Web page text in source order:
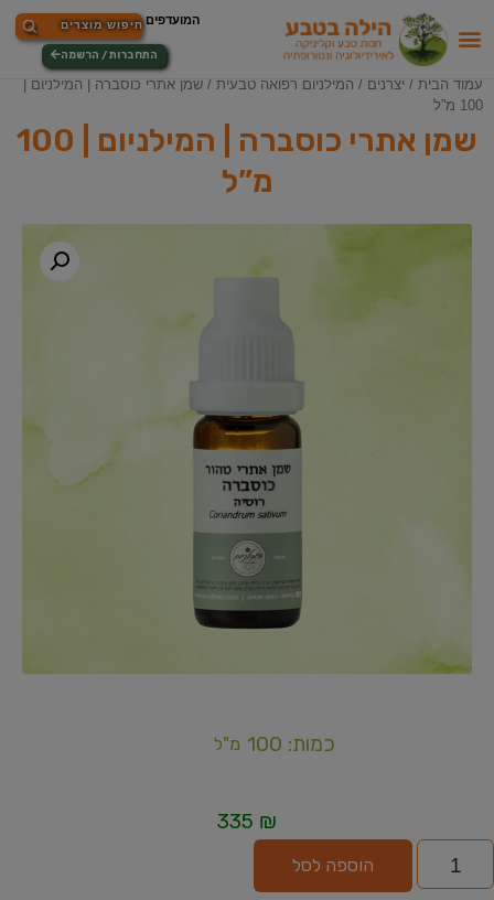
התחברות / הרשמה
עמוד הבית / יצרנים / המילניום רפואה טבעית / שמן אתרי כוסברה | המילניום |
100 מ”ל
שמן אתרי כוסברה | המילניום | 100
מ”ל
כמות: 100 מ"ל
335 ₪
הוספה לסל